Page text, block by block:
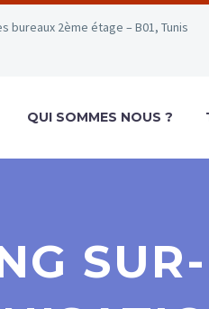
bureaux 2ème étage – B01, Tunis
QUI SOMMES NOUS ?